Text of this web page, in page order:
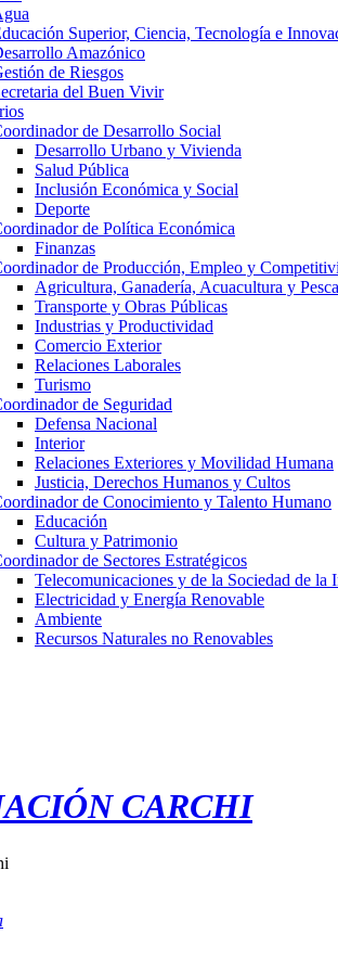
Superior, Ciencia, Tecnología e
Amazónico
de Riesgos
del Buen Vivir
de Desarrollo Social
Desarrollo Urbano y Vivienda
Salud Pública
Inclusión Económica y Social
Deporte
de Política Económica
Finanzas
de Producción, Empleo y
Agricultura, Ganadería, Acuacultura y Pesca
Transporte y Obras Públicas
Industrias y Productividad
Comercio Exterior
Relaciones Laborales
Turismo
de Seguridad
Defensa Nacional
Interior
Relaciones Exteriores y Movilidad Humana
Justicia, Derechos Humanos y Cultos
de Conocimiento y Talento Humano
Educación
Cultura y Patrimonio
de Sectores Estratégicos
Telecomunicaciones y de la Sociedad de la
Electricidad y Energía Renovable
Ambiente
Recursos Naturales no Renovables
CARCHI